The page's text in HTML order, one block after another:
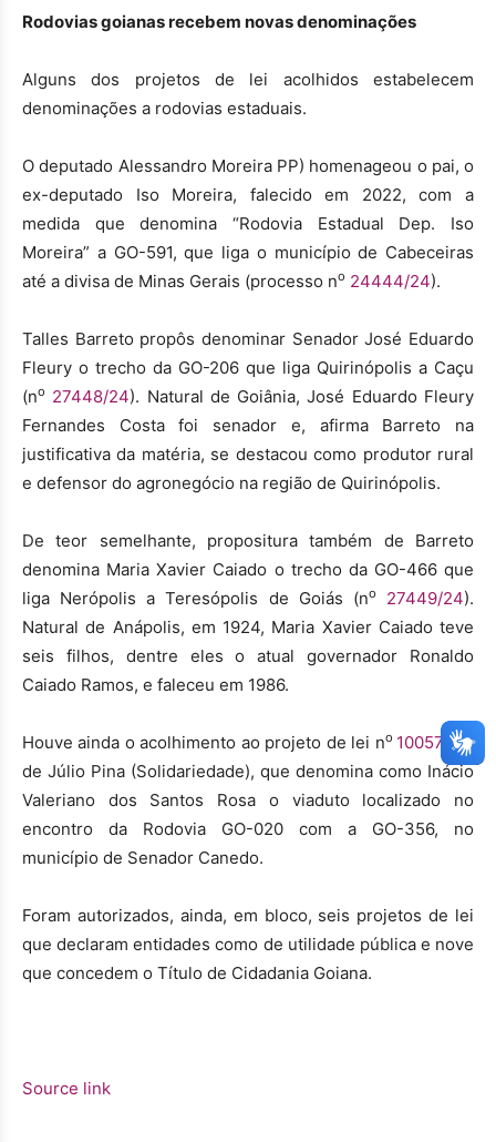
Rodovias goianas recebem novas denominações
Alguns dos projetos de lei acolhidos estabelecem
denominações a rodovias estaduais.
O deputado Alessandro Moreira PP) homenageou o pai, o
ex-deputado Iso Moreira, falecido em 2022, com a
medida que denomina “Rodovia Estadual Dep. Iso
Moreira” a GO-591, que liga o município de Cabeceiras
até a divisa de Minas Gerais (processo no 24444/24).
Talles Barreto propôs denominar Senador José Eduardo
Fleury o trecho da GO-206 que liga Quirinópolis a Caçu
(no 27448/24). Natural de Goiânia, José Eduardo Fleury
Fernandes Costa foi senador e, afirma Barreto na
justificativa da matéria, se destacou como produtor rural
e defensor do agronegócio na região de Quirinópolis.
De teor semelhante, propositura também de Barreto
denomina Maria Xavier Caiado o trecho da GO-466 que
liga Nerópolis a Teresópolis de Goiás (no 27449/24).
Natural de Anápolis, em 1924, Maria Xavier Caiado teve
seis filhos, dentre eles o atual governador Ronaldo
Caiado Ramos, e faleceu em 1986.
Houve ainda o acolhimento ao projeto de lei no 10057/24,
de Júlio Pina (Solidariedade), que denomina como Inácio
Valeriano dos Santos Rosa o viaduto localizado no
encontro da Rodovia GO-020 com a GO-356, no
município de Senador Canedo.
Foram autorizados, ainda, em bloco, seis projetos de lei
que declaram entidades como de utilidade pública e nove
que concedem o Título de Cidadania Goiana.
Source link